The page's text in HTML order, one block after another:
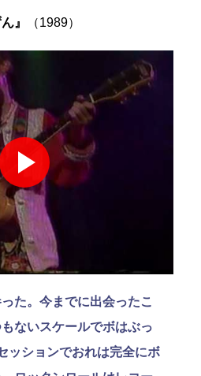
』 （1989）
た。今までに出会ったこ
ないスケールでボはぶっ
ッションでおれは完全にボ